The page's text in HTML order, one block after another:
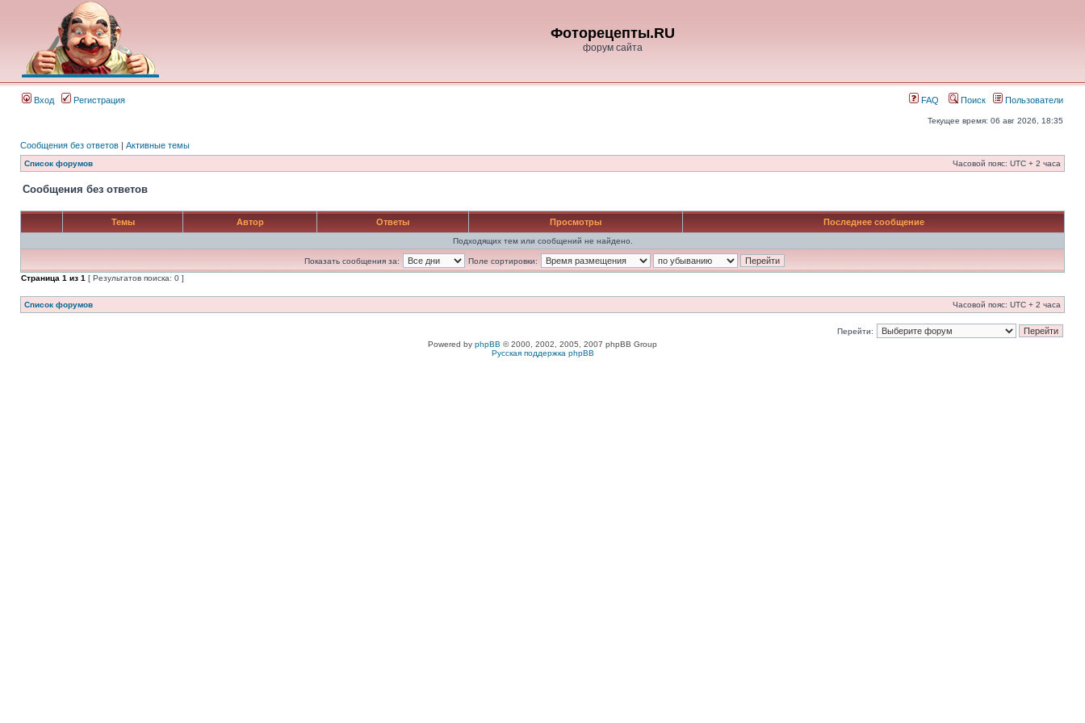
Фоторецепты.RU
форум сайта
Вход Регистрация FAQ Поиск Пользователи
Текущее время: 06 авг 2026, 18:35
Сообщения без ответов | Активные темы
Список форумов Часовой пояс: UTC + 2 часа
Сообщения без ответов
Темы Автор Ответы Просмотры Последнее сообщение
Подходящих тем или сообщений не найдено.
Показать сообщения за:
Поле сортировки:
Страница 1 из 1 [ Результатов поиска: 0 ]
Список форумов Часовой пояс: UTC + 2 часа
Перейти:
Powered by phpBB © 2000, 2002, 2005, 2007 phpBB Group
Русская поддержка phpBB